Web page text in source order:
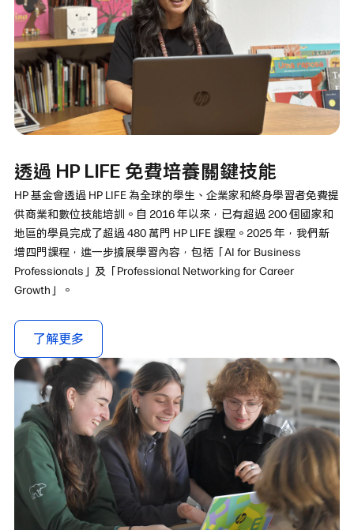
透過 HP LIFE 免費培養關鍵技能
HP 基金會透過 HP LIFE 為全球的學生、企業家和終身學習者免費提
供商業和數位技能培訓。自 2016 年以來，已有超過 200 個國家和
地區的學員完成了超過 480 萬門 HP LIFE 課程。2025 年，我們新
增四門課程，進一步擴展學習內容，包括「AI for Business
Professionals」及「Professional Networking for Career
Growth」。
了解更多